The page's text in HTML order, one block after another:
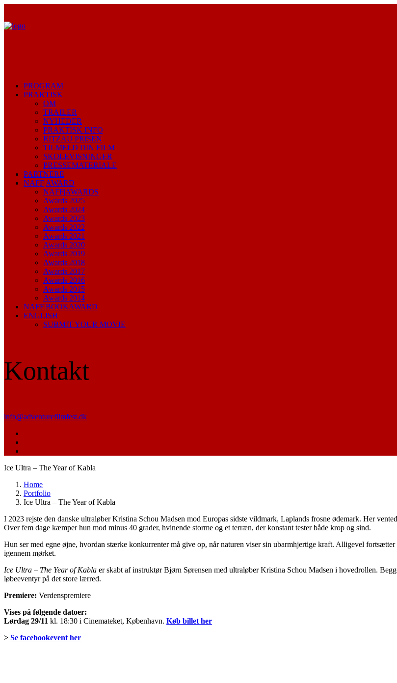
PROGRAM
PRAKTISK
OM
TRAILER
NYHEDER
PRAKTISK INFO
RITZAU PRISEN
TILMELD DIN FILM
SKOLEVISNINGER
PRESSEMATERIALE
PARTNERE
NAFF|AWARD
NAFF|AWARDS
Awards 2025
Awards 2024
Awards 2023
Awards 2022
Awards 2021
Awards 2020
Awards 2019
Awards 2018
Awards 2017
Awards 2016
Awards 2015
Awards 2014
NAFF|BOOKAWARD
ENGLISH
SUBMIT YOUR MOVIE
Kontakt
info@adventurefilmfest.dk
Ice Ultra – The Year of Kabla
Home
Portfolio
Ice Ultra – The Year of Kabla
I 2023 rejste den danske ultraløber Kristina Schou Madsen mod Europas sidste vildmark, Laplands frosne ødemark. Her
Over fem dage kæmper hun mod minus 40 grader, hvinende storme og et terræn, der konstant tester både krop og sind.
Hun ser med egne øjne, hvordan stærke konkurrenter må give op, når naturen viser sin ubarmhjertige kraft. Alligevel
igennem mørket.
Ice Ultra – The Year of Kabla er skabt af instruktør Bjørn Sørensen med ultraløber Kristina Schou Madsen i hovedrollen.
løbeeventyr på det store lærred.
Premiere: Verdenspremiere
Vises på følgende datoer:
Lørdag 29/11 kl. 18:30 i Cinemateket, København. Køb billet her
> Se facebookevent her